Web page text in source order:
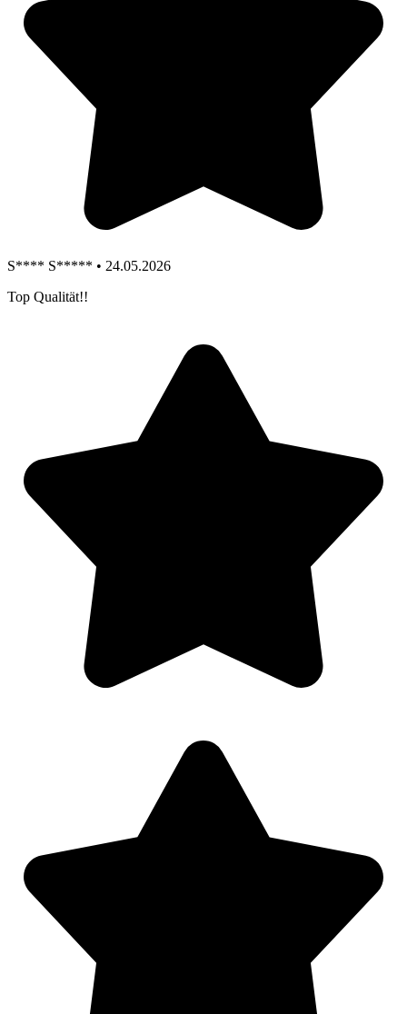
S**** S***** • 24.05.2026
Top Qualität!!